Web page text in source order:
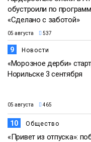
обустроили по
«Сделано с заботой»
05 августа 537
9 Новости
«Морозное дерби»
Норильске 3 сентября
05 августа 465
10 Общество
«Привет из отпуска»: